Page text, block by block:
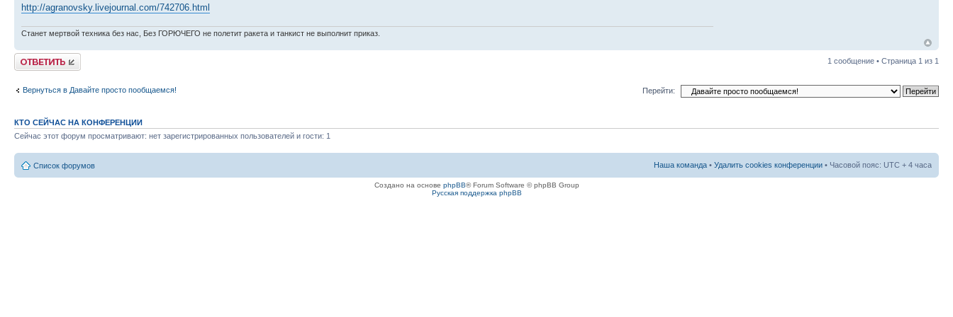
http://agranovsky.livejournal.com/742706.html
Станет мертвой техника без нас, Без ГОРЮЧЕГО не полетит ракета и танкист не выполнит приказ.
Ответить 1 сообщение • Страница 1 из 1
Вернуться в Давайте просто пообщаемся! Перейти:
КТО СЕЙЧАС НА КОНФЕРЕНЦИИ
Сейчас этот форум просматривают: нет зарегистрированных пользователей и гости: 1
Список форумов Наша команда • Удалить cookies конференции • Часовой пояс: UTC + 4 часа
Создано на основе phpBB® Forum Software © phpBB Group
Русская поддержка phpBB